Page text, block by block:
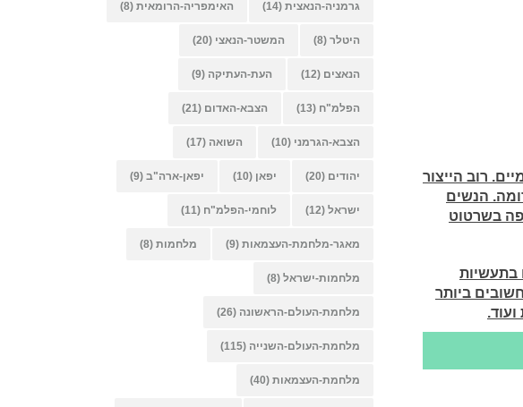
רוב הייצור
הנשים
בשרטוט
גם בתעשיות
ביותר
.
גרמניה-הנאצית (14) האימפריה-הרומאית (8)
היטלר (8) המשטר-הנאצי (20)
הנאצים (12) העת-העתיקה (9)
הפלמ"ח (13) הצבא-האדום (21)
הצבא-הגרמני (10) השואה (17)
יהודים (20) יפאן (10) יפאן-ארה"ב (9)
ישראל (12) לוחמי-הפלמ"ח (11)
מאגר-מלחמת-העצמאות (9) מלחמות (8)
מלחמות-ישראל (8)
מלחמת-העולם-הראשונה (26)
מלחמת-העולם-השנייה (115)
מלחמת-העצמאות (40)